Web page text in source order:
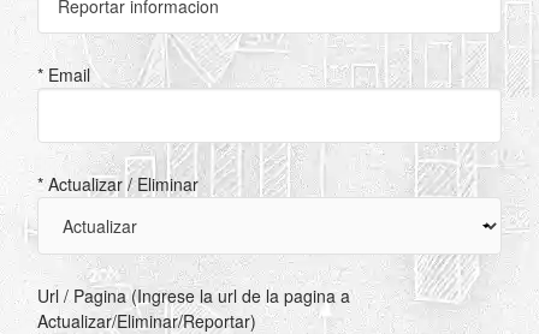
* Email
* Actualizar / Eliminar
Url / Pagina (Ingrese la url de la pagina a
Actualizar/Eliminar/Reportar)